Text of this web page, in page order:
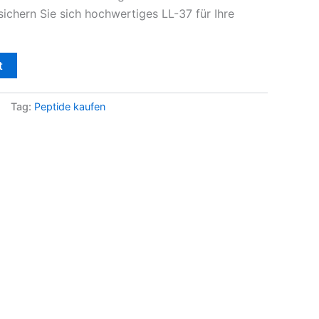
Sie sich hochwertiges LL-37 für Ihre
Tag: Peptide kaufen